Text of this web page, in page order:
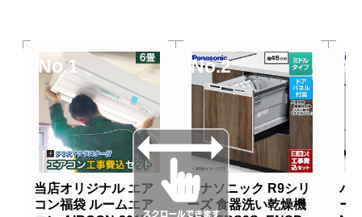
No.1
当店オリジナル エア
コン福袋 ルームエア
No.2
パナソニック R9シリ
ーズ 食器洗い乾燥機
パ
ー